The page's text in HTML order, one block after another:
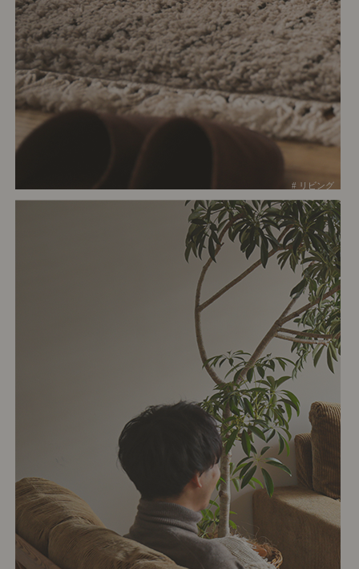
# リビング